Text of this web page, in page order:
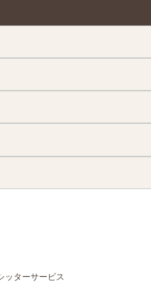
ッターサービス